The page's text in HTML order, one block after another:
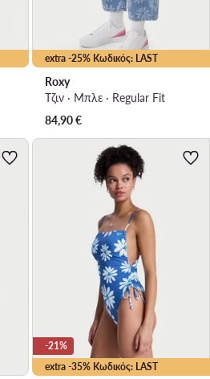
extra -25% Κωδικός: LAST
Roxy
Τζιν · Μπλε · Regular Fit
84,90€
extra -35% Κωδικός: LAST
-21%